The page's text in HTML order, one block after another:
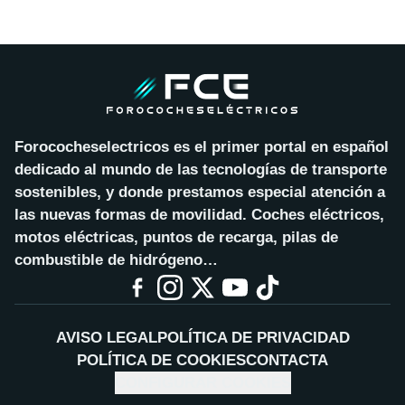
Forococheselectricos es el primer portal en español
dedicado al mundo de las tecnologías de transporte
sostenibles, y donde prestamos especial atención a
las nuevas formas de movilidad. Coches eléctricos,
motos eléctricas, puntos de recarga, pilas de
combustible de hidrógeno…
AVISO LEGALPOLÍTICA DE PRIVACIDAD
POLÍTICA DE COOKIESCONTACTA